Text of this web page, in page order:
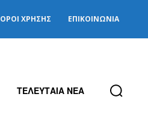
ΌΡΟΙ ΧΡΉΣΗΣ ΕΠΙΚΟΙΝΩΝΊΑ
ΤΕΛΕΥΤΑΙΑ ΝΕΑ